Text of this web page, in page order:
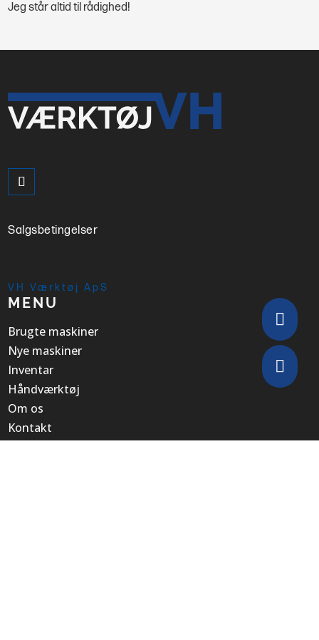
Jeg står altid til rådighed!
Salgsbetingelser
VH Værktøj ApS
MENU
Brugte maskiner
Nye maskiner
Inventar
Håndværktøj
Om os
Kontakt

